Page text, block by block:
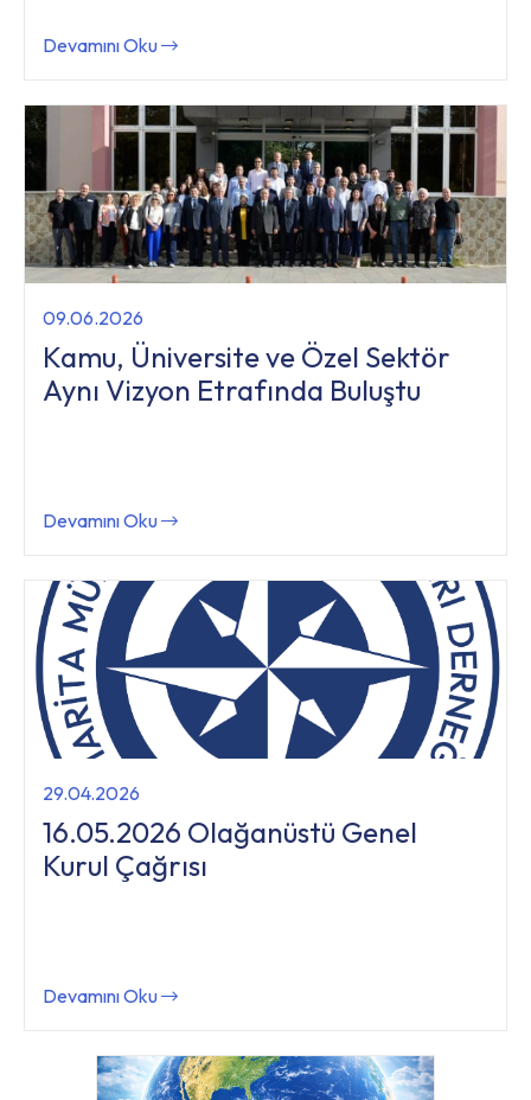
Devamını Oku
09.06.2026
Kamu, Üniversite ve Özel Sektör
Aynı Vizyon Etrafında Buluştu
Devamını Oku
29.04.2026
16.05.2026 Olağanüstü Genel
Kurul Çağrısı
Devamını Oku